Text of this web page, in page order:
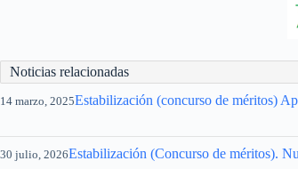
Noticias relacionadas
14 marzo, 2025Estabilización (concurso de méritos)
30 julio, 2026Estabilización (Concurso de méritos).